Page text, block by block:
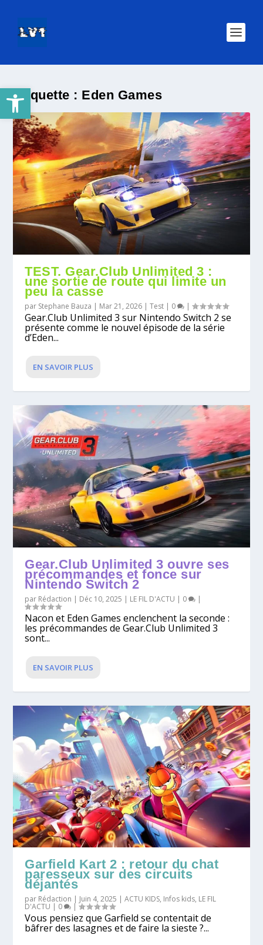
Ouvrir la barre d’outilsÉtiquette : Eden Games
TEST. Gear.Club Unlimited 3 :
une sortie de route qui limite un
peu la casse
par Stephane Bauza | Mar 21, 2026 |Test | 0 |
Gear.Club Unlimited 3 sur Nintendo Switch 2 se
présente comme le nouvel épisode de la série
d’Eden...
EN SAVOIR PLUS
Gear.Club Unlimited 3 ouvre ses
précommandes et fonce sur
Nintendo Switch 2
par Rédaction | Déc 10, 2025 | LE FIL D'ACTU | 0 |
Nacon et Eden Games enclenchent la seconde :
les précommandes de Gear.Club Unlimited 3
sont...
EN SAVOIR PLUS
Garfield Kart 2 : retour du chat
paresseux sur des circuits
déjantés
par Rédaction | Juin 4, 2025 |ACTU KIDS, Infos kids, LE FIL
D'ACTU | 0 |
Vous pensiez que Garfield se contentait de
bâfrer des lasagnes et de faire la sieste ?...